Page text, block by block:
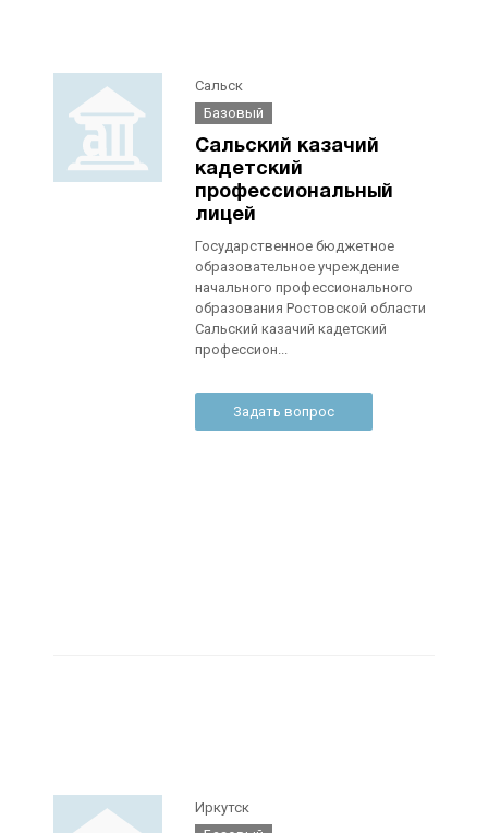
Сальск
Базовый
Сальский казачий
кадетский
профессиональный
лицей
Государственное бюджетное
образовательное учреждение
начального профессионального
образования Ростовской области
Сальский казачий кадетский
профессион...
Задать вопрос
Иркутск